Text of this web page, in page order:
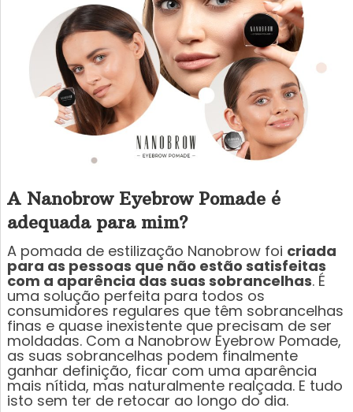
A Nanobrow Eyebrow Pomade é
adequada para mim?
A pomada de estilização Nanobrow foi criada
para as pessoas que não estão satisfeitas
com a aparência das suas sobrancelhas. É
uma solução perfeita para todos os
consumidores regulares que têm sobrancelhas
finas e quase inexistente que precisam de ser
moldadas. Com a Nanobrow Eyebrow Pomade,
as suas sobrancelhas podem finalmente
ganhar definição, ficar com uma aparência
mais nítida, mas naturalmente realçada. E tudo
isto sem ter de retocar ao longo do dia.